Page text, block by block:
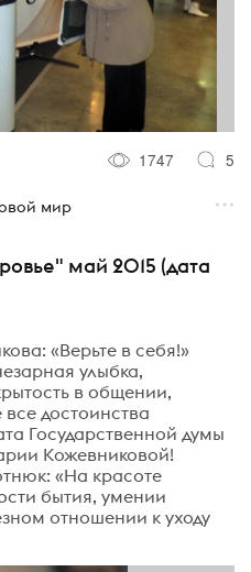
1747 5
мир
май 2015 (дата
«Верьте в себя!»
улыбка,
в общении,
достоинства
Государственной думы
Кожевниковой!
«На красоте
бытия, умении
отношении к уходу